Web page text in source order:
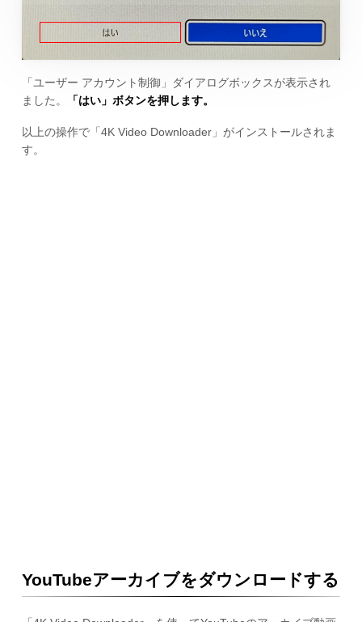
「ユーザー アカウント制御」ダイアログボックスが表示され
ました。
「はい」ボタンを押します。
以上の操作で「4K Video Downloader」がインストールされま
す。
YouTubeアーカイブをダウンロードする